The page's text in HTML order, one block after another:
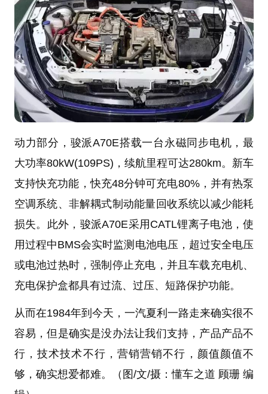
动力部分，骏派A70E搭载一台永磁同步电机，最
大功率80kW(109PS)，续航里程可达280km。新车
支持快充功能，快充48分钟可充电80%，并有热泵
空调系统、非解耦式制动能量回收系统以减少能耗
损失。此外，骏派A70E采用CATL锂离子电池，使
用过程中BMS会实时监测电池电压，超过安全电压
或电池过热时，强制停止充电，并且车载充电机、
充电保护盒都具有过流、过压、短路保护功能。
从而在1984年到今天，一汽夏利一路走来确实很不
容易，但是确实是没办法让我们支持，产品产品不
行，技术技术不行，营销营销不行，颜值颜值不
够，确实想爱都难。（图/文/摄：懂车之道 顾珊 编